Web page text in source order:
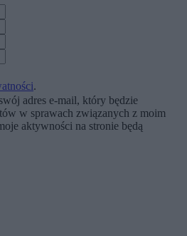
.
adres e-mail, który będzie
w sprawach związanych z moim
aktywności na stronie będą